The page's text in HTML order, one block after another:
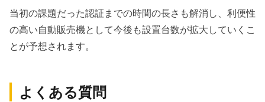
当初の課題だった認証までの時間の長さも解消し、利便性
の高い自動販売機として今後も設置台数が拡大していくこ
とが予想されます。
よくある質問